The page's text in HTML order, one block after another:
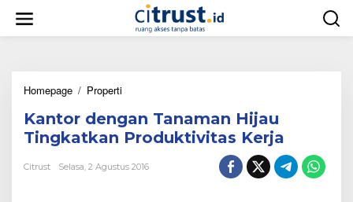
w
Homepage / Properti
n
t
o
d
Kantor dengan Tanaman Hijau
Tingkatkan Produktivitas Kerja
Citrust Selasa, 2 Agustus 2016